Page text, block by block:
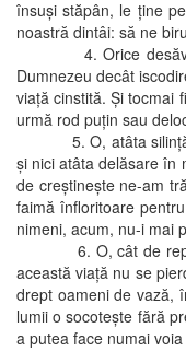
însuşi stăpân, le ţine
noastră dintâi: să ne
4. Orice desăvârşire
Dumnezeu decât
viaţă cinstită. Şi tocmai
urmă rod puţin sau
5. O, atâta silinţă de
şi nici atâta delăsare în
de creştineşte ne-am
faimă înfloritoare
nimeni, acum, nu-i mai
6. O, cât de repede
această viaţă nu se
drept oameni de vază,
lumii o socoteşte fără
a putea face numai